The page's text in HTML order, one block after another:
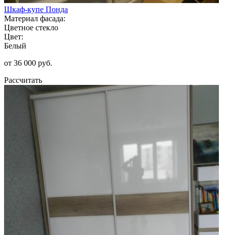
Шкаф-купе Понда
Материал фасада:
Цветное стекло
Цвет:
Белый
от 36 000 руб.
Рассчитать